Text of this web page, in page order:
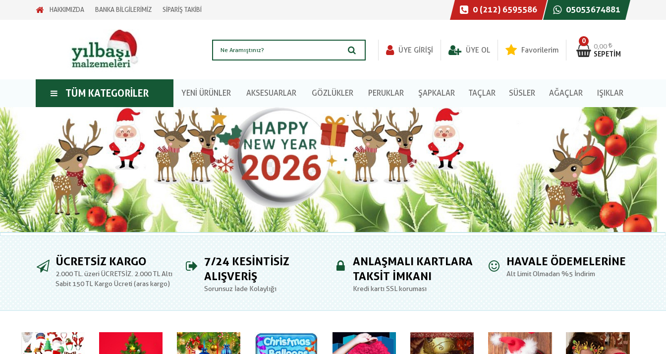
HAKKIMIZDA BANKA BİLGİLERİMİZ SİPARİŞ TAKİBİ 0 (212) 6595586 05053674881
0
0,00
SEPETIM
ÜYE GIRIŞI ÜYE OL Favorilerim
TÜM KATEGORILER YENİ ÜRÜNLER AKSESUARLAR GÖZLÜKLER PERUKLAR ŞAPKALAR TAÇLAR SÜSLER AĞAÇLAR IŞIKLAR
ÜCRETSIZ KARGO
2.000 TL. üzeri ÜCRETSİZ. 2.000 TL Altı
Sabit 150 TL Kargo Ücreti (aras kargo)
7/24 KESINTISIZ
ALIŞVERIŞ
Sorunsuz İade Kolaylığı
ANLAŞMALI KARTLARA
TAKSIT İMKANI
Kredi kartı SSL koruması
HAVALE ÖDEMELERINE
Alt Limit Olmadan %5 İndirim